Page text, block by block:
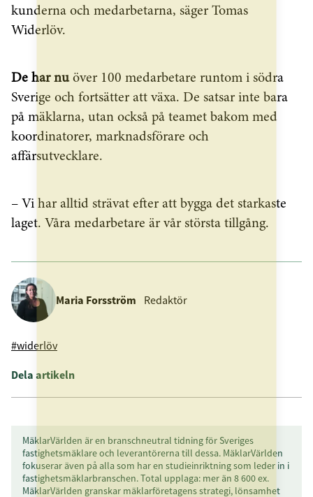
kunderna och medarbetarna, säger Tomas
Widerlöv.
De har nuöver 100 medarbetare runtom i södra
Sverige och fortsätter att växa. De satsar inte bara
på mäklarna, utan också på teamet bakom med
koordinatorer, marknadsförare och
affärsutvecklare.
– Vi har alltid strävat efter att bygga det starkaste
laget. Våra medarbetare är vår största tillgång.
Maria Forsström Redaktör
#widerlöv
Dela artikeln
MäklarVärlden är en branschneutral tidning för Sveriges
fastighetsmäklare och leverantörerna till dessa. MäklarVärlden
fokuserar även på alla som har en studieinriktning som leder in i
fastighetsmäklarbranschen. Total upplaga: mer än 8 600 ex.
MäklarVärlden granskar mäklarföretagens strategi, lönsamhet